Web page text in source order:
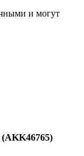
и могут
(AKK46765)